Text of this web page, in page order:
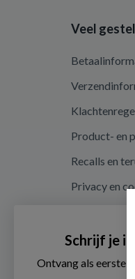
Veel
Product- en
Recalls en
Privacy en
Algemene
Schrijf je
Ontvang als eerste